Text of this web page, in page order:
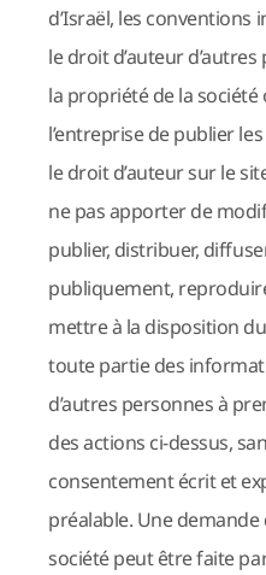
d’Israël, les
le droit d’auteur
la propriété de la
l’entreprise de publier
le droit d’auteur sur le
ne pas apporter de
publier, distribuer,
publiquement,
mettre à la disposition
toute partie des
d’autres personnes à
des actions ci-dessus,
consentement écrit et
préalable. Une
société peut être faite